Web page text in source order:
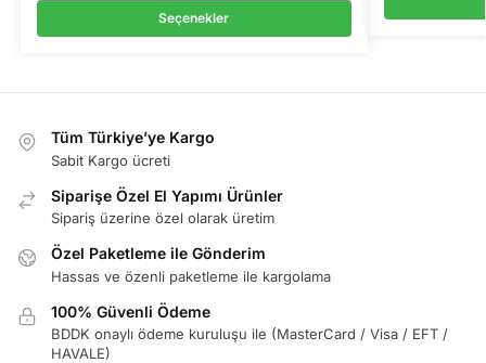
Seçenekler
Tüm Türkiye’ye Kargo
Sabit Kargo ücreti
Siparişe Özel El Yapımı Ürünler
Sipariş üzerine özel olarak üretim
Özel Paketleme ile Gönderim
Hassas ve özenli paketleme ile kargolama
100% Güvenli Ödeme
BDDK onaylı ödeme kuruluşu ile (MasterCard / Visa / EFT /
HAVALE)